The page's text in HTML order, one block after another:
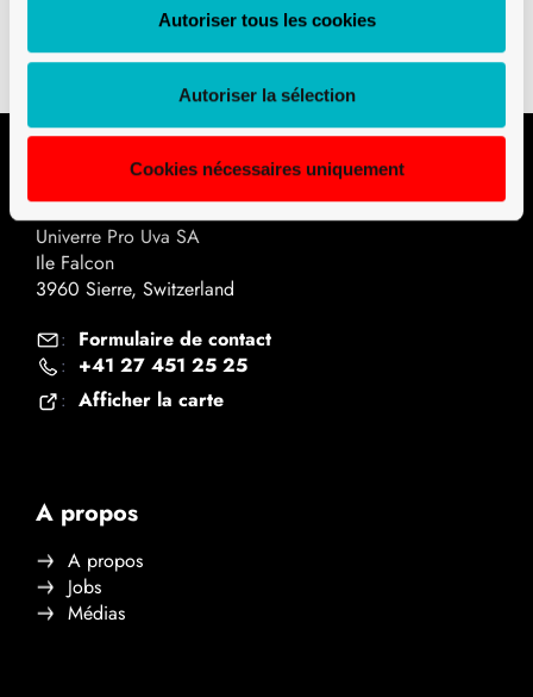
Autoriser tous les cookies
Autoriser la sélection
Cookies nécessaires uniquement
Plan technique PDF
Univerre Pro Uva SA
Ile Falcon
3960 Sierre, Switzerland
: Formulaire de contact
: +41 27 451 25 25
: Afficher la carte
A propos
A propos
Jobs
Médias